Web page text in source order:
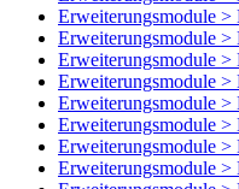
Erweiterungsmodule
Erweiterungsmodule >
Erweiterungsmodule
Erweiterungsmodule
Erweiterungsmodule >
Erweiterungsmodule
Erweiterungsmodule >
Erweiterungsmodule >